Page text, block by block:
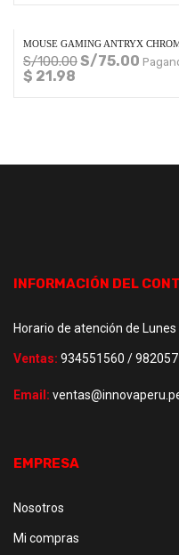
MOUSE GAMING ANTRYX
S/100.00S/75.00
$ 21.98
INFORMACIÓN DEL
Horario de atención de
Ventas: 934551560 /
Email:
EMPRESA
Nosotros
Mi compras